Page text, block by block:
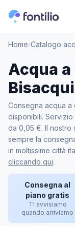
Home›Catalogo
Acqua
Consegna acqua a
disponibili.
da 0,05 €. Il nostro
sempre la
in moltissime città
cliccando qui.
Consegna al
piano gratis
Ti avvisiamo
quando arriviamo